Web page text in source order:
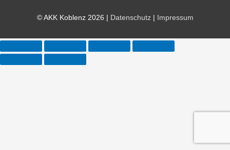
© AKK Koblenz 2026 | Datenschutz| Impressum